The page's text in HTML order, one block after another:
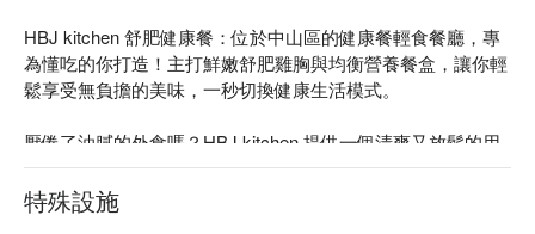
HBJ kitchen 舒肥健康餐：位於中山區的健康餐輕食餐廳，專
為懂吃的你打造！主打鮮嫩舒肥雞胸與均衡營養餐盒，讓你輕
鬆享受無負擔的美味，一秒切換健康生活模式。
厭倦了油膩的外食嗎？HBJ kitchen 提供一個清爽又放鬆的用
餐選擇。這裡專注於食材的原始風味，以精準的舒肥烹調技
術，將雞胸肉處理得軟嫩多汁，搭配滿滿的新鮮時蔬與特製溏
心蛋，每一口都是對身體的溫柔犒賞。
特殊設施